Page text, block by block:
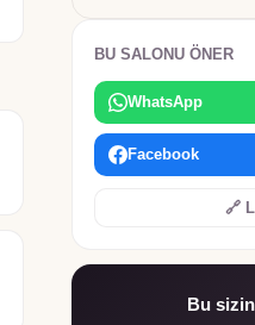
BU SALONU ÖNER
WhatsApp
Facebook
🔗
Bu